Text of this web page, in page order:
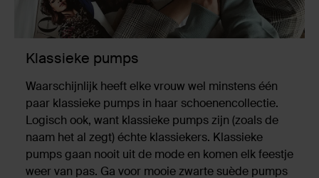
Klassieke pumps
Waarschijnlijk heeft elke vrouw wel minstens één
paar klassieke pumps in haar schoenencollectie.
Logisch ook, want klassieke pumps zijn (zoals de
naam het al zegt) échte klassiekers. Klassieke
pumps gaan nooit uit de mode en komen elk feestje
weer van pas. Ga voor mooie zwarte suède pumps